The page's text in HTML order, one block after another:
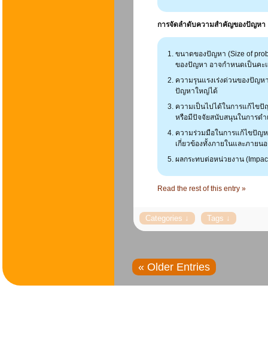
การจัดลำดับความสำคัญของปัญหา
ขนาดของปัญหา (Size of
ของปัญหา อาจกำหนดเป็นค
ความรุนแรงเร่งด่วนของปัญห
ปัญหาใหญ่ได้
ความเป็นไปได้ในการแก้ไข
หรือมีปัจจัยสนับสนุนในการดำ
ความร่วมมือในการแก้ไขปัญ
เกี่ยวข้องทั้งภายในและภายน
ผลกระทบต่อหน่วยงาน
Read the rest of this entry »
« Older Entries